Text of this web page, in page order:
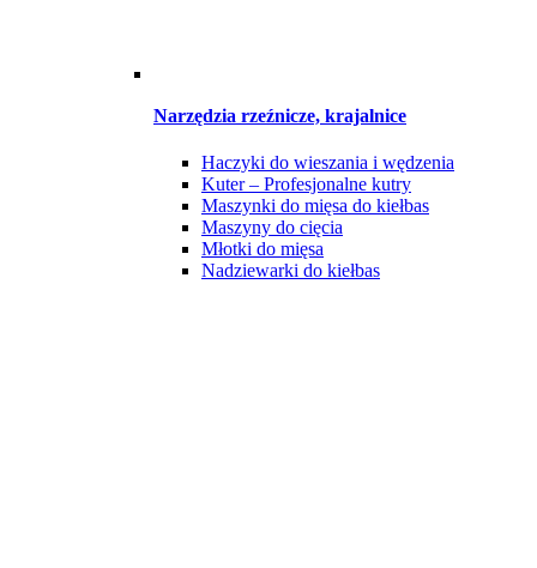
Narzędzia rzeźnicze, krajalnice
Haczyki do wieszania i wędzenia
Kuter – Profesjonalne kutry
Maszynki do mięsa do kiełbas
Maszyny do cięcia
Młotki do mięsa
Nadziewarki do kiełbas